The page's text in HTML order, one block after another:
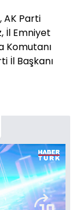
AK Parti
İl Emniyet
Komutanı
İl Başkanı